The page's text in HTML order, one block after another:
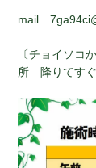
mail
〔チョイソ
所 降りてすぐ